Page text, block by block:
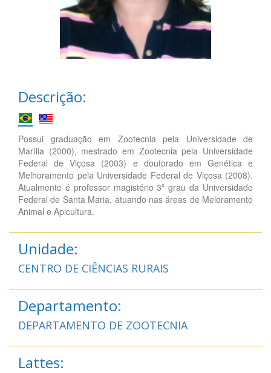
Descrição:
Possui graduação em Zootecnia pela Universidade de
Marília (2000), mestrado em Zootecnia pela Universidade
Federal de Viçosa (2003) e doutorado em Genética e
Melhoramento pela Universidade Federal de Viçosa (2008).
Atualmente é professor magistério 3º grau da Universidade
Federal de Santa Maria, atuando nas áreas de Meloramento
Animal e Apicultura.
Unidade:
CENTRO DE CIÊNCIAS RURAIS
Departamento:
DEPARTAMENTO DE ZOOTECNIA
Lattes: